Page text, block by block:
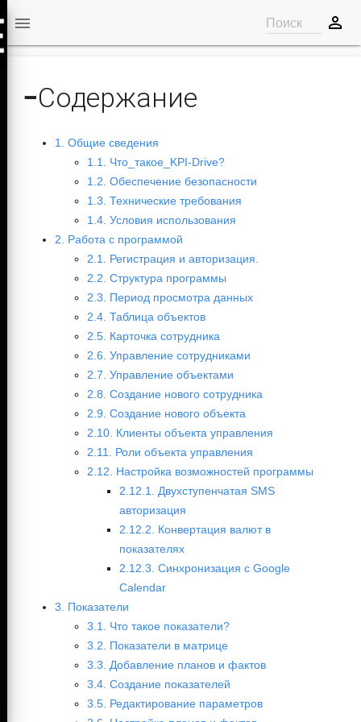
 Поиск perm_identity
−Содержание
1. Общие сведения
1.1. Что_такое_KPI-Drive?
1.2. Обеспечение безопасности
1.3. Технические требования
1.4. Условия использования
2. Работа с программой
2.1. Регистрация и авторизация.
2.2. Структура программы
2.3. Период просмотра данных
2.4. Таблица объектов
2.5. Карточка сотрудника
2.6. Управление сотрудниками
2.7. Управление объектами
2.8. Создание нового сотрудника
2.9. Создание нового объекта
2.10. Клиенты объекта управления
2.11. Роли объекта управления
2.12. Настройка возможностей программы
2.12.1. Двухступенчатая SMS
авторизация
2.12.2. Конвертация валют в
показателях
2.12.3. Синхронизация с Google
Calendar
3. Показатели
3.1. Что такое показатели?
3.2. Показатели в матрице
3.3. Добавление планов и фактов
3.4. Создание показателей
3.5. Редактирование параметров